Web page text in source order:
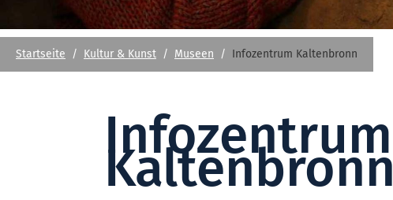
Startseite Kultur & Kunst Museen Infozentrum Kaltenbronn
Infozentrum
Kaltenbronn